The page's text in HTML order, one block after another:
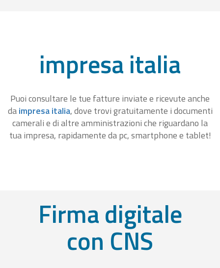
impresa italia
Puoi consultare le tue fatture inviate e ricevute anche
daimpresa italia, dove trovi gratuitamente i documenti
camerali e di altre amministrazioni che riguardano la
tua impresa, rapidamente da pc, smartphone e tablet!
Firma digitale
con CNS